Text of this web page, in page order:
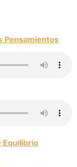
Pensamientos
Equilibrio